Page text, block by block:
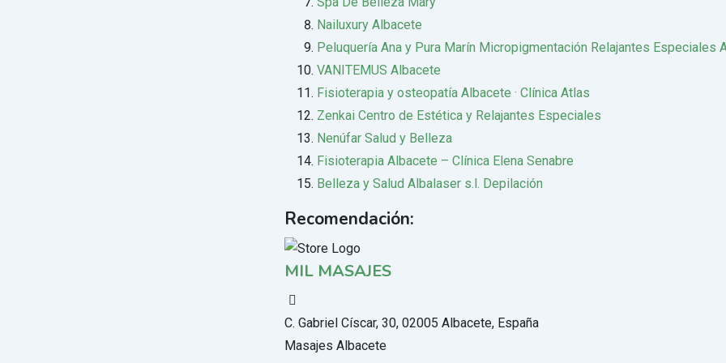
Nailuxury Albacete
Peluquería Ana y Pura Marín Micropigmentación Relajantes Especiales
VANITEMUS Albacete
Fisioterapia y osteopatía Albacete · Clínica Atlas
Zenkai Centro de Estética y Relajantes Especiales
Nenúfar Salud y Belleza
Fisioterapia Albacete – Clínica Elena Senabre
Belleza y Salud Albalaser s.l. Depilación
Recomendación:
MIL MASAJES
C. Gabriel Císcar, 30, 02005 Albacete, España
Masajes Albacete